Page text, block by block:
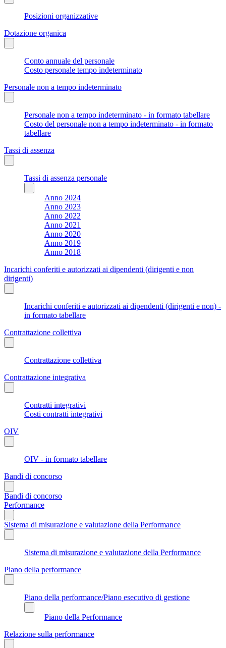
Posizioni organizzative
Dotazione organica
Conto annuale del personale
Costo personale tempo indeterminato
Personale non a tempo indeterminato
Personale non a tempo indeterminato - in formato tabellare
Costo del personale non a tempo indeterminato - in formato
tabellare
Tassi di assenza
Tassi di assenza personale
Anno 2024
Anno 2023
Anno 2022
Anno 2021
Anno 2020
Anno 2019
Anno 2018
Incarichi conferiti e autorizzati ai dipendenti (dirigenti e non
dirigenti)
Incarichi conferiti e autorizzati ai dipendenti (dirigenti e non) -
in formato tabellare
Contrattazione collettiva
Contrattazione collettiva
Contrattazione integrativa
Contratti integrativi
Costi contratti integrativi
OIV
OIV - in formato tabellare
Bandi di concorso
Bandi di concorso
Performance
Sistema di misurazione e valutazione della Performance
Sistema di misurazione e valutazione della Performance
Piano della performance
Piano della performance/Piano esecutivo di gestione
Piano della Performance
Relazione sulla performance